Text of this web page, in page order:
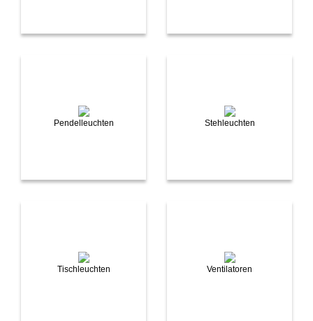
Pendelleuchten Stehleuchten
Tischleuchten Ventilatoren